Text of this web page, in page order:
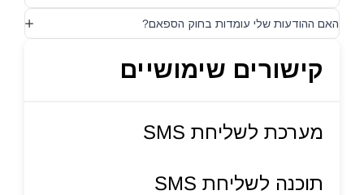
האם ההודעות שלי עומדות בחוק הספאם?
קישורים שימושיים
מערכת לשליחת SMS
תוכנה לשליחת SMS